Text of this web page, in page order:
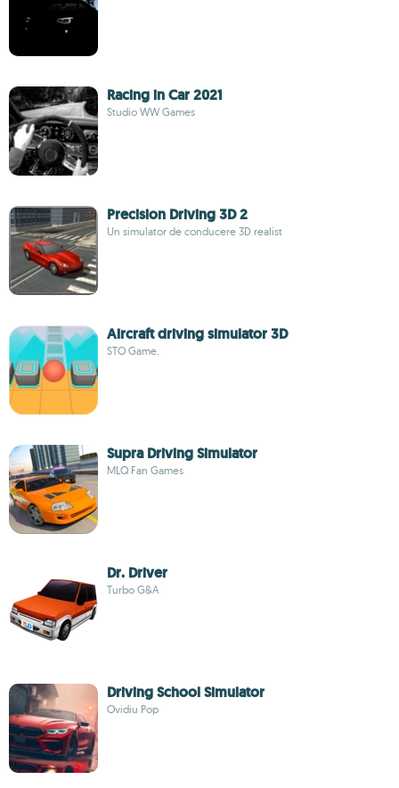
Racing in Car 2021
Studio WW Games
Precision Driving 3D 2
Un simulator de conducere 3D realist
Aircraft driving simulator 3D
STO Game.
Supra Driving Simulator
MLQ Fan Games
Dr. Driver
Turbo G&A
Driving School Simulator
Ovidiu Pop